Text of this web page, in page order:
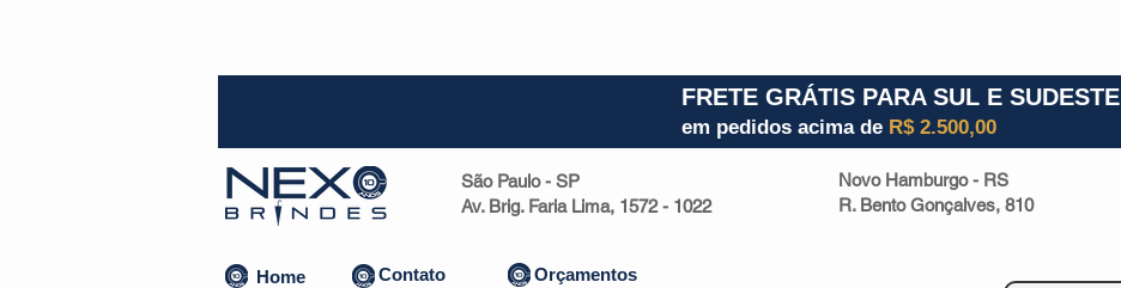
FRETE GRÁTIS PARA SUL E SUDESTE
em pedidos acima de R$ 2.500,00
São Paulo - SP
Av. Brig. Faria Lima, 1572 - 1022
Novo Hamburgo - RS
R. Bento Gonçalves, 810
Home Contato Orçamentos